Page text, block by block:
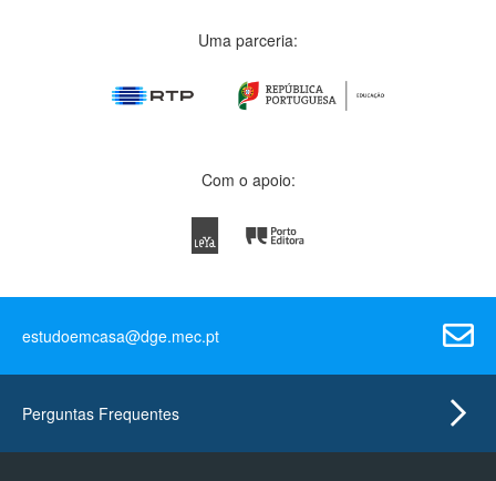
Uma parceria:
Com o apoio:
estudoemcasa@dge.mec.pt
Perguntas Frequentes